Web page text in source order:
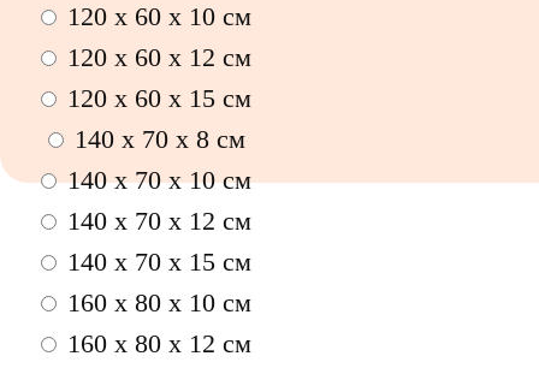
120 x 60 x 10 см
120 x 60 x 12 см
120 x 60 x 15 см
140 x 70 x 8 см
140 x 70 x 10 см
140 x 70 x 12 см
140 x 70 x 15 см
160 x 80 x 10 см
160 x 80 x 12 см